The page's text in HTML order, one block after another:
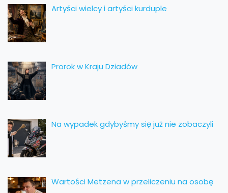
Artyści wielcy i artyści kurduple
Prorok w Kraju Dziadów
Na wypadek gdybyśmy się już nie zobaczyli
Wartości Metzena w przeliczeniu na osobę